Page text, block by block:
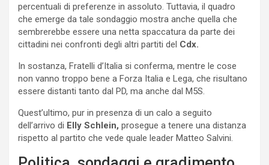
percentuali di preferenze in assoluto. Tuttavia, il quadro
che emerge da tale sondaggio mostra anche quella che
sembrerebbe essere una netta spaccatura da parte dei
cittadini nei confronti degli altri partiti del Cdx.
In sostanza, Fratelli d’Italia si conferma, mentre le cose
non vanno troppo bene a Forza Italia e Lega, che risultano
essere distanti tanto dal PD, ma anche dal M5S.
Quest’ultimo, pur in presenza di un calo a seguito
dell’arrivo di Elly Schlein, prosegue a tenere una distanza
rispetto al partito che vede quale leader Matteo Salvini.